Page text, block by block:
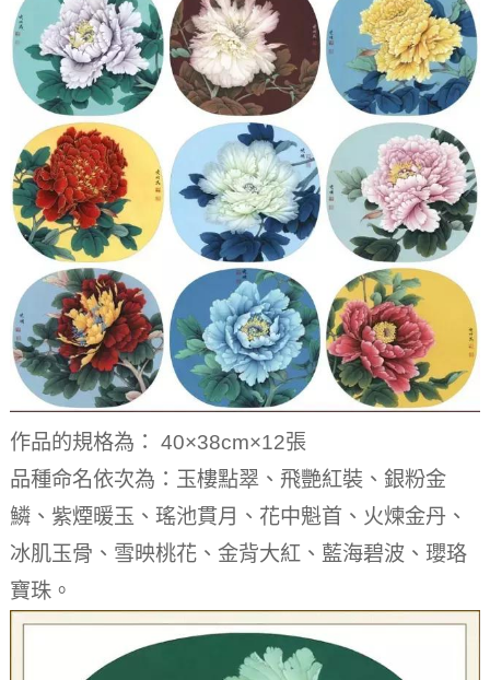
作品的規格為： 40×38cm×12張
品種命名依次為：玉樓點翠、飛艷紅裝、銀粉金
鱗、紫煙暖玉、瑤池貫月、花中魁首、火煉金丹、
冰肌玉骨、雪映桃花、金背大紅、藍海碧波、瓔珞
寶珠。